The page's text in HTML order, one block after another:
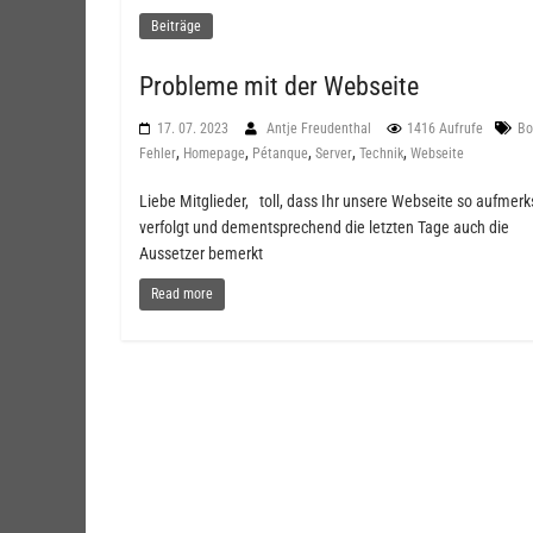
Beiträge
Probleme mit der Webseite
17. 07. 2023 Antje Freudenthal 1416 Aufrufe
Fehler, Homepage, Pétanque, Server, Technik, Webseite
Liebe Mitglieder, toll, dass Ihr unsere Webseite so
verfolgt und dementsprechend die letzten Tage auch die
Aussetzer bemerkt
Read more